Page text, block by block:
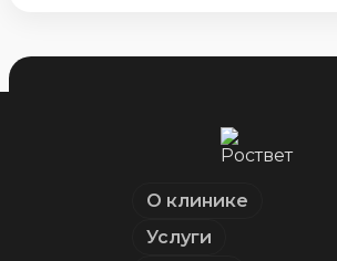
О клинике
Услуги